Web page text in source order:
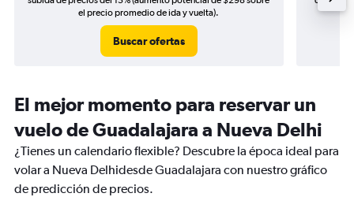
el precio promedio de ida y vuelta).
Buscar ofertas
El mejor momento para reservar un
vuelo de Guadalajara a Nueva Delhi
¿Tienes un calendario flexible? Descubre la época ideal para
volar a Nueva Delhidesde Guadalajara con nuestro gráfico
de predicción de precios.